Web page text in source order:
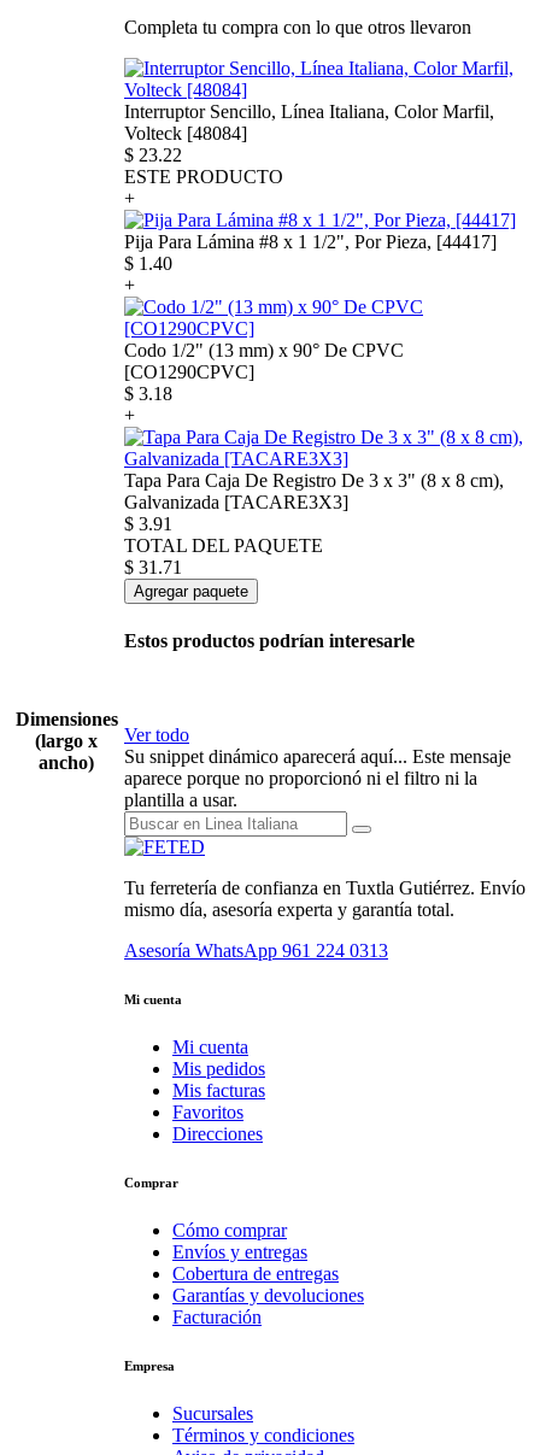
Dimensiones
(largo x
ancho)
Completa tu compra con lo que otros llevaron
Interruptor Sencillo, Línea Italiana, Color Marfil,
Volteck [48084]
$ 23.22
ESTE PRODUCTO
+
Pija Para Lámina #8 x 1 1/2", Por Pieza, [44417]
$ 1.40
+
Codo 1/2" (13 mm) x 90° De CPVC
[CO1290CPVC]
$ 3.18
+
Tapa Para Caja De Registro De 3 x 3" (8 x 8 cm),
Galvanizada [TACARE3X3]
$ 3.91
TOTAL DEL PAQUETE
$ 31.71
Agregar paquete
Estos productos podrían interesarle
Ver todo
Su snippet dinámico aparecerá aquí... Este mensaje
aparece porque no proporcionó ni el filtro ni la
plantilla a usar.
Tu ferretería de confianza en Tuxtla Gutiérrez. Envío
mismo día, asesoría experta y garantía total.
Asesoría WhatsApp 961 224 0313
Mi cuenta
Mi cuenta
Mis pedidos
Mis facturas
Favoritos
Direcciones
Comprar
Cómo comprar
Envíos y entregas
Cobertura de entregas
Garantías y devoluciones
Facturación
Empresa
Sucursales
Términos y condiciones